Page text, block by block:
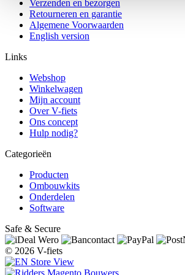
Verzenden en bezorgen
Retourneren en garantie
Algemene Voorwaarden
English version
Links
Webshop
Winkelwagen
Mijn account
Over V-fiets
Ons concept
Hulp nodig?
Categorieën
Producten
Ombouwkits
Onderdelen
Software
Safe & Secure
© 2026 V-fiets